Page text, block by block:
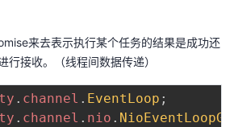
来去表示执行某个任务的结果是成功还
行接收。（线程间数据传递）
. channel . EventLoop ;
. channel . nio .